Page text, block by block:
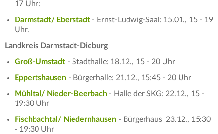
17 Uhr:
Darmstadt/ Eberstadt - Ernst-Ludwig-Saal: 15.01., 15 - 19
Uhr.
Landkreis Darmstadt-Dieburg
Groß-Umstadt - Stadthalle: 18.12., 15 - 20 Uhr
Eppertshausen - Bürgerhalle: 21.12., 15:45 - 20 Uhr
Mühltal/ Nieder-Beerbach - Halle der SKG: 22.12., 15 -
19:30 Uhr
Fischbachtal/ Niedernhausen - Bürgerhaus: 23.12., 15:30
- 19:30 Uhr